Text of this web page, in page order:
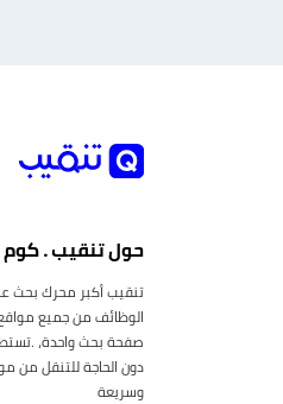
حول تنقيب . كوم
تنقيب أكبر محرك بحث
الوظائف من جميع
صفحة بحث واحدة،
دون الحاجة للتنقل من
وسريعة